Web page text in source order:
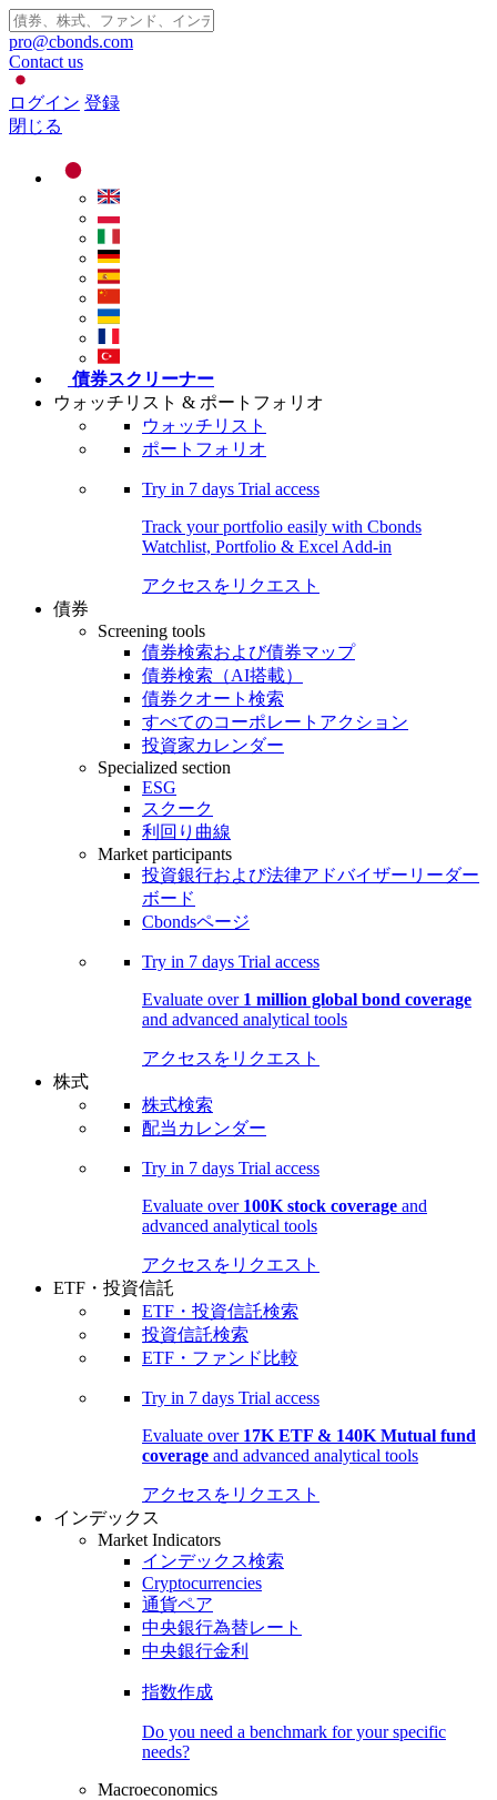
pro@cbonds.com
Contact us
ログイン 登録
閉じる
債券スクリーナー
ウォッチリスト & ポートフォリオ
ウォッチリスト
ポートフォリオ
Try in 7 days Trial access
Track your portfolio easily with Cbonds
Watchlist, Portfolio & Excel Add-in
アクセスをリクエスト
債券
Screening tools
債券検索および債券マップ
債券検索（AI搭載）
債券クオート検索
すべてのコーポレートアクション
投資家カレンダー
Specialized section
ESG
スクーク
利回り曲線
Market participants
投資銀行および法律アドバイザーリーダー
ボード
Cbondsページ
Try in 7 days Trial access
Evaluate over 1 million global bond coverage
and advanced analytical tools
アクセスをリクエスト
株式
株式検索
配当カレンダー
Try in 7 days Trial access
Evaluate over 100K stock coverage and
advanced analytical tools
アクセスをリクエスト
ETF・投資信託
ETF・投資信託検索
投資信託検索
ETF・ファンド比較
Try in 7 days Trial access
Evaluate over 17K ETF & 140K Mutual fund
coverage and advanced analytical tools
アクセスをリクエスト
インデックス
Market Indicators
インデックス検索
Cryptocurrencies
通貨ペア
中央銀行為替レート
中央銀行金利
指数作成
Do you need a benchmark for your specific
needs?
Macroeconomics